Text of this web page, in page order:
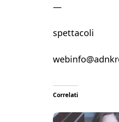
—
spettacoli
Correlati